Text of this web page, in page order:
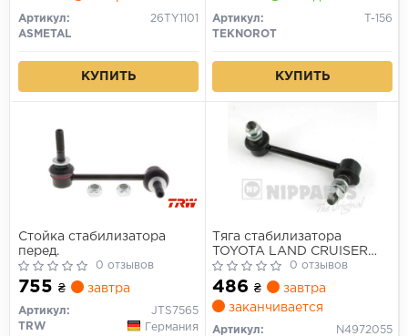
Артикул:
26TY1101
ASMETAL
КУПИТЬ
Артикул:
T-156
TEKNOROT
КУПИТЬ
Стойка стабилизатора
перед.
0 отзывов
755 ₴ завтра
Артикул:
JTS7565
TRW
Германия
Тяга стабилизатора
TOYOTA LAND CRUISER
PRADO 04- пер.подв.прав.
0 отзывов
486 ₴
завтра
заканчивается
Артикул:
N4972055